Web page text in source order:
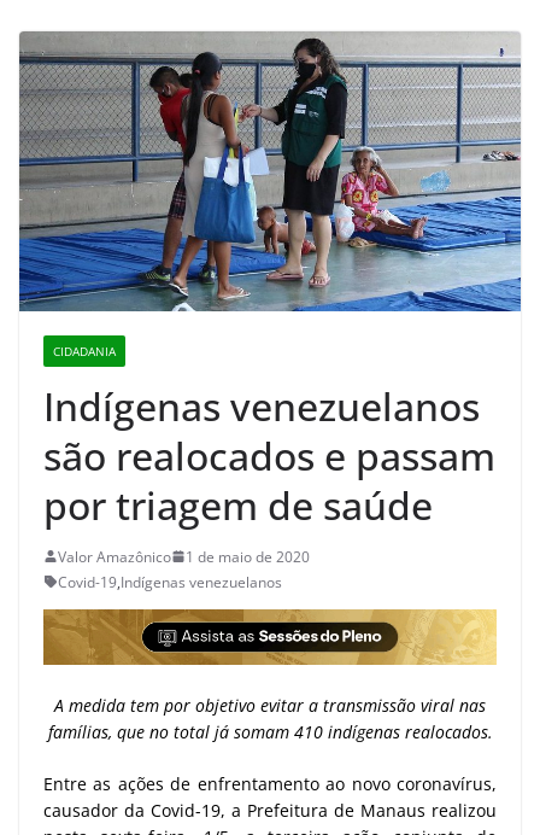
CIDADANIA
Indígenas venezuelanos
são realocados e passam
por triagem de saúde
Valor Amazônico
1 de maio de 2020
Covid-19,Indígenas venezuelanos
A medida tem por objetivo evitar a transmissão viral nas
famílias, que no total já somam 410 indígenas realocados.
Entre as ações de enfrentamento ao novo coronavírus,
causador da Covid-19, a Prefeitura de Manaus realizou